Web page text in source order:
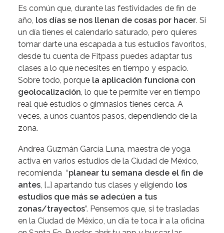
Es común que, durante las festividades de fin de
año, los días se nos llenan de cosas por hacer. Si
un día tienes el calendario saturado, pero quieres
tomar darte una escapada a tus estudios favoritos,
desde tu cuenta de Fitpass puedes adaptar tus
clases a lo que necesites en tiempo y espacio.
Sobre todo, porque la aplicación funciona con
geolocalización, lo que te permite ver en tiempo
real qué estudios o gimnasios tienes cerca. A
veces, a unos cuantos pasos, dependiendo de la
zona.
Andrea Guzmán García Luna, maestra de yoga
activa en varios estudios de la Ciudad de México,
recomienda “planear tu semana desde el fin de
antes, […] apartando tus clases y eligiendo los
estudios que más se adecúen a tus
zonas/trayectos”. Pensemos que, si te trasladas
en la Ciudad de México, un día te toca ir a la oficina